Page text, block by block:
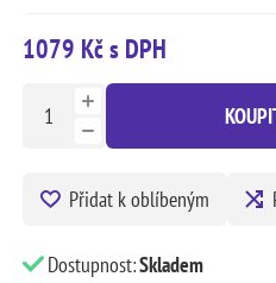
1079 Kč s DPH
Přidat k oblíbeným
Dostupnost:Skladem